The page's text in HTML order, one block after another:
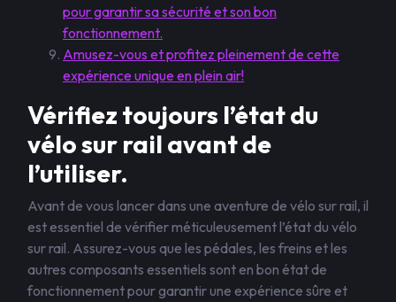
pour garantir sa sécurité et son bon
fonctionnement.
Amusez-vous et profitez pleinement de cette
expérience unique en plein air!
Vérifiez toujours l’état du
vélo sur rail avant de
l’utiliser.
Avant de vous lancer dans une aventure de vélo sur rail, il
est essentiel de vérifier méticuleusement l’état du vélo
sur rail. Assurez-vous que les pédales, les freins et les
autres composants essentiels sont en bon état de
fonctionnement pour garantir une expérience sûre et